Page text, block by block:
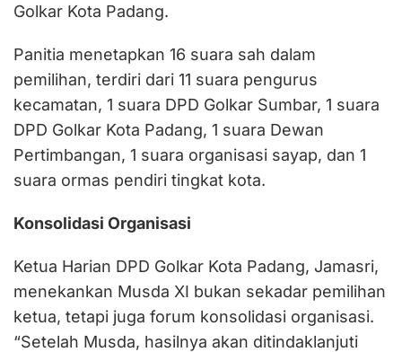
Golkar Kota Padang.
Panitia menetapkan 16 suara sah dalam
pemilihan, terdiri dari 11 suara pengurus
kecamatan, 1 suara DPD Golkar Sumbar, 1 suara
DPD Golkar Kota Padang, 1 suara Dewan
Pertimbangan, 1 suara organisasi sayap, dan 1
suara ormas pendiri tingkat kota.
Konsolidasi Organisasi
Ketua Harian DPD Golkar Kota Padang, Jamasri,
menekankan Musda XI bukan sekadar pemilihan
ketua, tetapi juga forum konsolidasi organisasi.
“Setelah Musda, hasilnya akan ditindaklanjuti